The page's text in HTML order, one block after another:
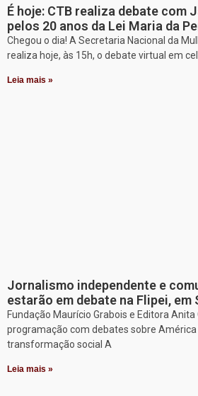
É hoje: CTB realiza debate com
pelos 20 anos da Lei Maria da
Chegou o dia! A Secretaria Nacional da
realiza hoje, às 15h, o debate virtual em
Leia mais »
Jornalismo independente e
estarão em debate na Flipei, em
Fundação Maurício Grabois e Editora
programação com debates sobre América
transformação social A
Leia mais »